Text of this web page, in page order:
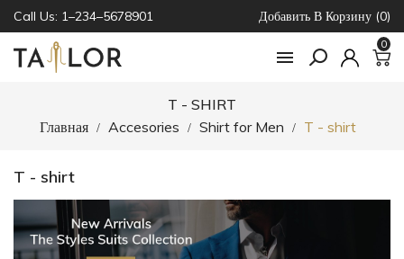
Call Us: 1–234–5678901 Добавить В Корзину (0)

0
T - SHIRT
Главная
Accesories Shirt for Men T - shirt
T - shirt